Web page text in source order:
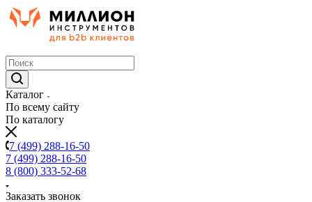
Каталог
По всему сайту
По каталогу
7 (499) 288-16-50
7 (499) 288-16-50
8 (800) 333-52-68
Заказать звонок